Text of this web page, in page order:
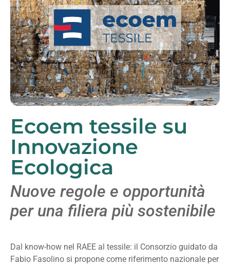
Ecoem tessile su
Innovazione
Ecologica
Nuove regole e opportunità
per una filiera più sostenibile
Dal know-how nel RAEE al tessile: il Consorzio guidato da
Fabio Fasolino si propone come riferimento nazionale per